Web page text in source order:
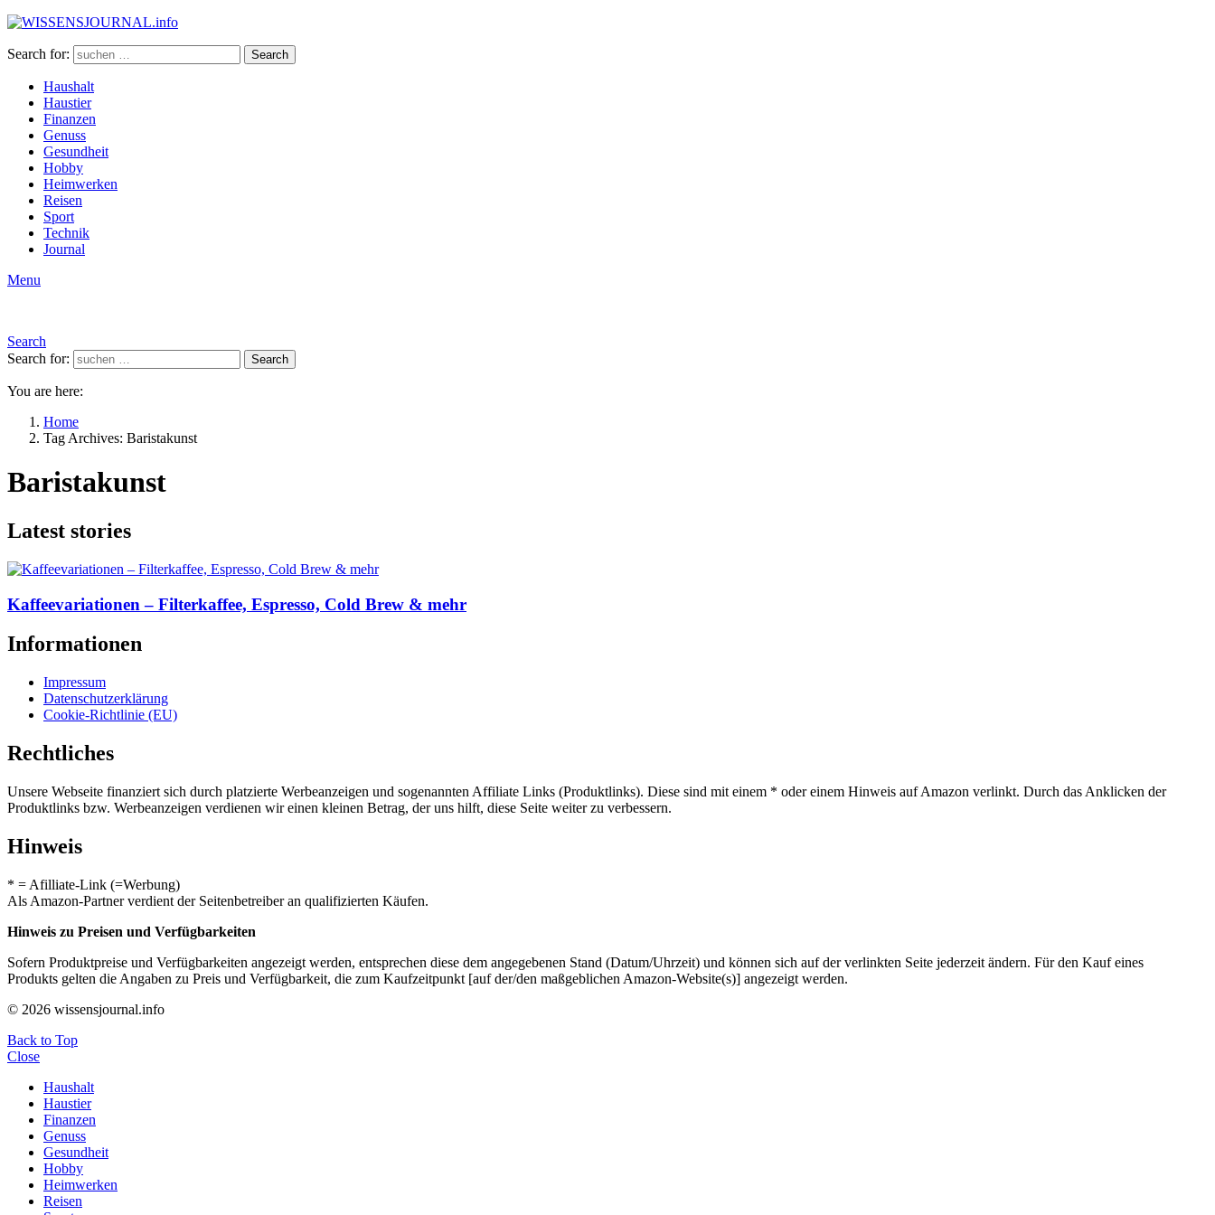
Search for: Search
Haushalt
Haustier
Finanzen
Genuss
Gesundheit
Hobby
Heimwerken
Reisen
Sport
Technik
Journal
Menu
Search
Search for:
Search
You are here:
Home
Tag Archives: Baristakunst
Baristakunst
Latest stories
Kaffeevariationen – Filterkaffee, Espresso, Cold Brew & mehr
Informationen
Impressum
Datenschutzerklärung
Cookie-Richtlinie (EU)
Rechtliches
Unsere Webseite finanziert sich durch platzierte Werbeanzeigen und sogenannten Affiliate Links (Produktlinks). Diese sind mit einem * oder einem Hinweis auf Amazon verlinkt. Durch das Anklicken der
Produktlinks bzw. Werbeanzeigen verdienen wir einen kleinen Betrag, der uns hilft, diese Seite weiter zu verbessern.
Hinweis
* = Afilliate-Link (=Werbung)
Als Amazon-Partner verdient der Seitenbetreiber an qualifizierten Käufen.
Hinweis zu Preisen und Verfügbarkeiten
Sofern Produktpreise und Verfügbarkeiten angezeigt werden, entsprechen diese dem angegebenen Stand (Datum/Uhrzeit) und können sich auf der verlinkten Seite jederzeit ändern. Für den Kauf eines
Produkts gelten die Angaben zu Preis und Verfügbarkeit, die zum Kaufzeitpunkt [auf der/den maßgeblichen Amazon-Website(s)] angezeigt werden.
© 2026 wissensjournal.info
Back to Top
Close
Haushalt
Haustier
Finanzen
Genuss
Gesundheit
Hobby
Heimwerken
Reisen